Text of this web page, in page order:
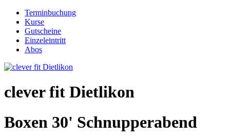
Terminbuchung
Kurse
Gutscheine
Einzeleintritt
Abos
clever fit Dietlikon
Boxen 30' Schnupperabend